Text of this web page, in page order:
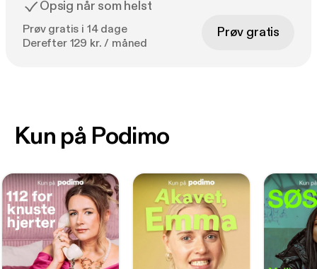
Opsig når som helst
Prøv gratis i 14 dage
Derefter 129 kr. / måned
Prøv gratis
Kun på Podimo